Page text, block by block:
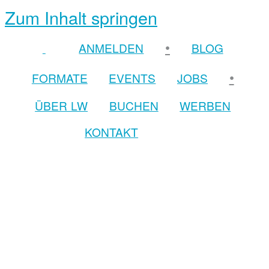
Zum Inhalt springen
ANMELDEN •
BLOG
FORMATE
EVENTS JOBS •
ÜBER LW BUCHEN
WERBEN
KONTAKT